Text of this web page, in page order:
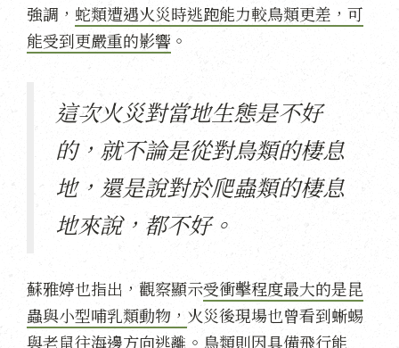
強調， 蛇類遭遇火災時逃跑能力較鳥類更差，可
能受到更嚴重的影響 。
這次火災對當地生態是不好
的，就不論是從對鳥類的棲息
地，還是說對於爬蟲類的棲息
地來說，都不好。
蘇雅婷也指出，觀察顯示受衝擊程度最大的是昆
蟲與小型哺乳類動物， 火災後現場也曾看到蜥蜴
與老鼠往海邊方向逃離。鳥類則因具備飛行能